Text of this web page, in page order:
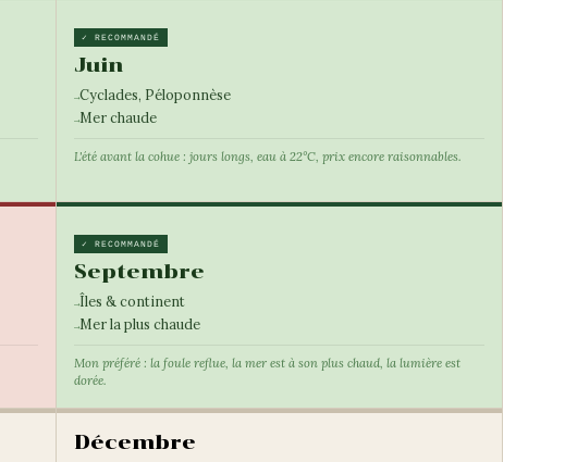
✓ RECOMMANDÉ
Juin
Cyclades, Péloponnèse
Mer chaude
L'été avant la cohue : jours longs, eau à 22°C, prix encore raisonnables.
✓ RECOMMANDÉ
Septembre
Îles & continent
Mer la plus chaude
Mon préféré : la foule reflue, la mer est à son plus chaud, la lumière est
dorée.
Décembre